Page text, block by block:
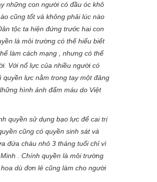
những con người có đầu óc khô
cũng tốt và không phải lúc nào
tộc ta hiện đứng trước hai con
là môi trường có thể hiểu biết
làm cách mạng , nhưng có thể
Với nổ lực của nhiều người có
quyền lực nằm trong tay một đảng
hình ảnh đẩm máu do Việt
quyền sử dụng bạo lực để cai trị
cũng có quyền sinh sát và
đứa cháu nhỏ 3 tháng tuổi chỉ vì
. Chính quyền là môi trường
dù đơn lẻ cũng làm cho người